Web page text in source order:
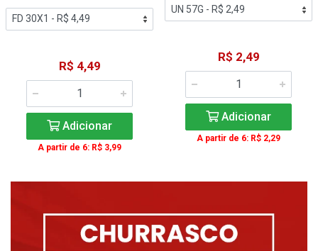
R$ 4,49
Adicionar
A partir de 6: R$ 3,99
R$ 2,49
Adicionar
A partir de 6: R$ 2,29